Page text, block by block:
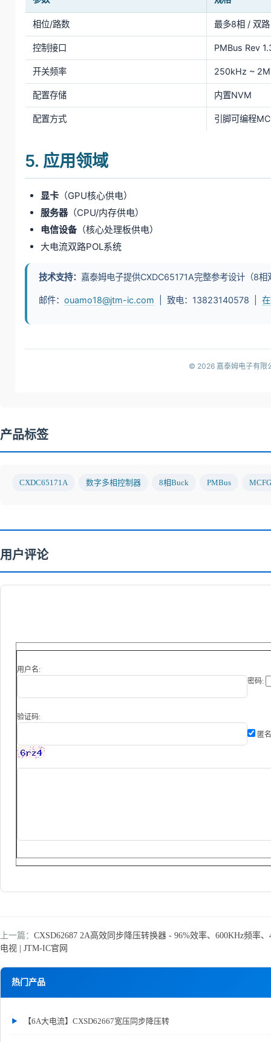
热门产品
【6A大电流】CXSD62667宽压同步降压转
相位/路数 最多8相 / 双路
控制接口 PMBus Rev
开关频率 250kHz ~
配置存储 内置NVM
配置方式 引脚可编程
5. 应用领域
显卡（GPU核心供电）
服务器（CPU/内存供电）
电信设备（核心处理板供电）
大电流双路POL系统
技术支持： 嘉泰姆电子提供CXDC65171A完整参考设计（8
邮件：ouamo18@jtm-ic.com | 致电：13823140578 |
© 2026 嘉泰姆电子有限
产品标签
CXDC65171A 数字多相控制器 8相Buck PMBus MCFG
用户评论
用户名:
密码:
验证码:
匿
上一篇： CXSD62687 2A高效同步降压转换器 - 96%效率、600KHz频率
电视 | JTM-IC官网